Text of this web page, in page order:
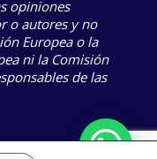
opiniones
o autores y no
Europea o la
ni la Comisión
de las